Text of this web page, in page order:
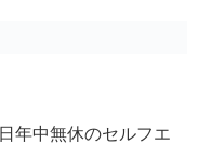
年中無休のセルフエ